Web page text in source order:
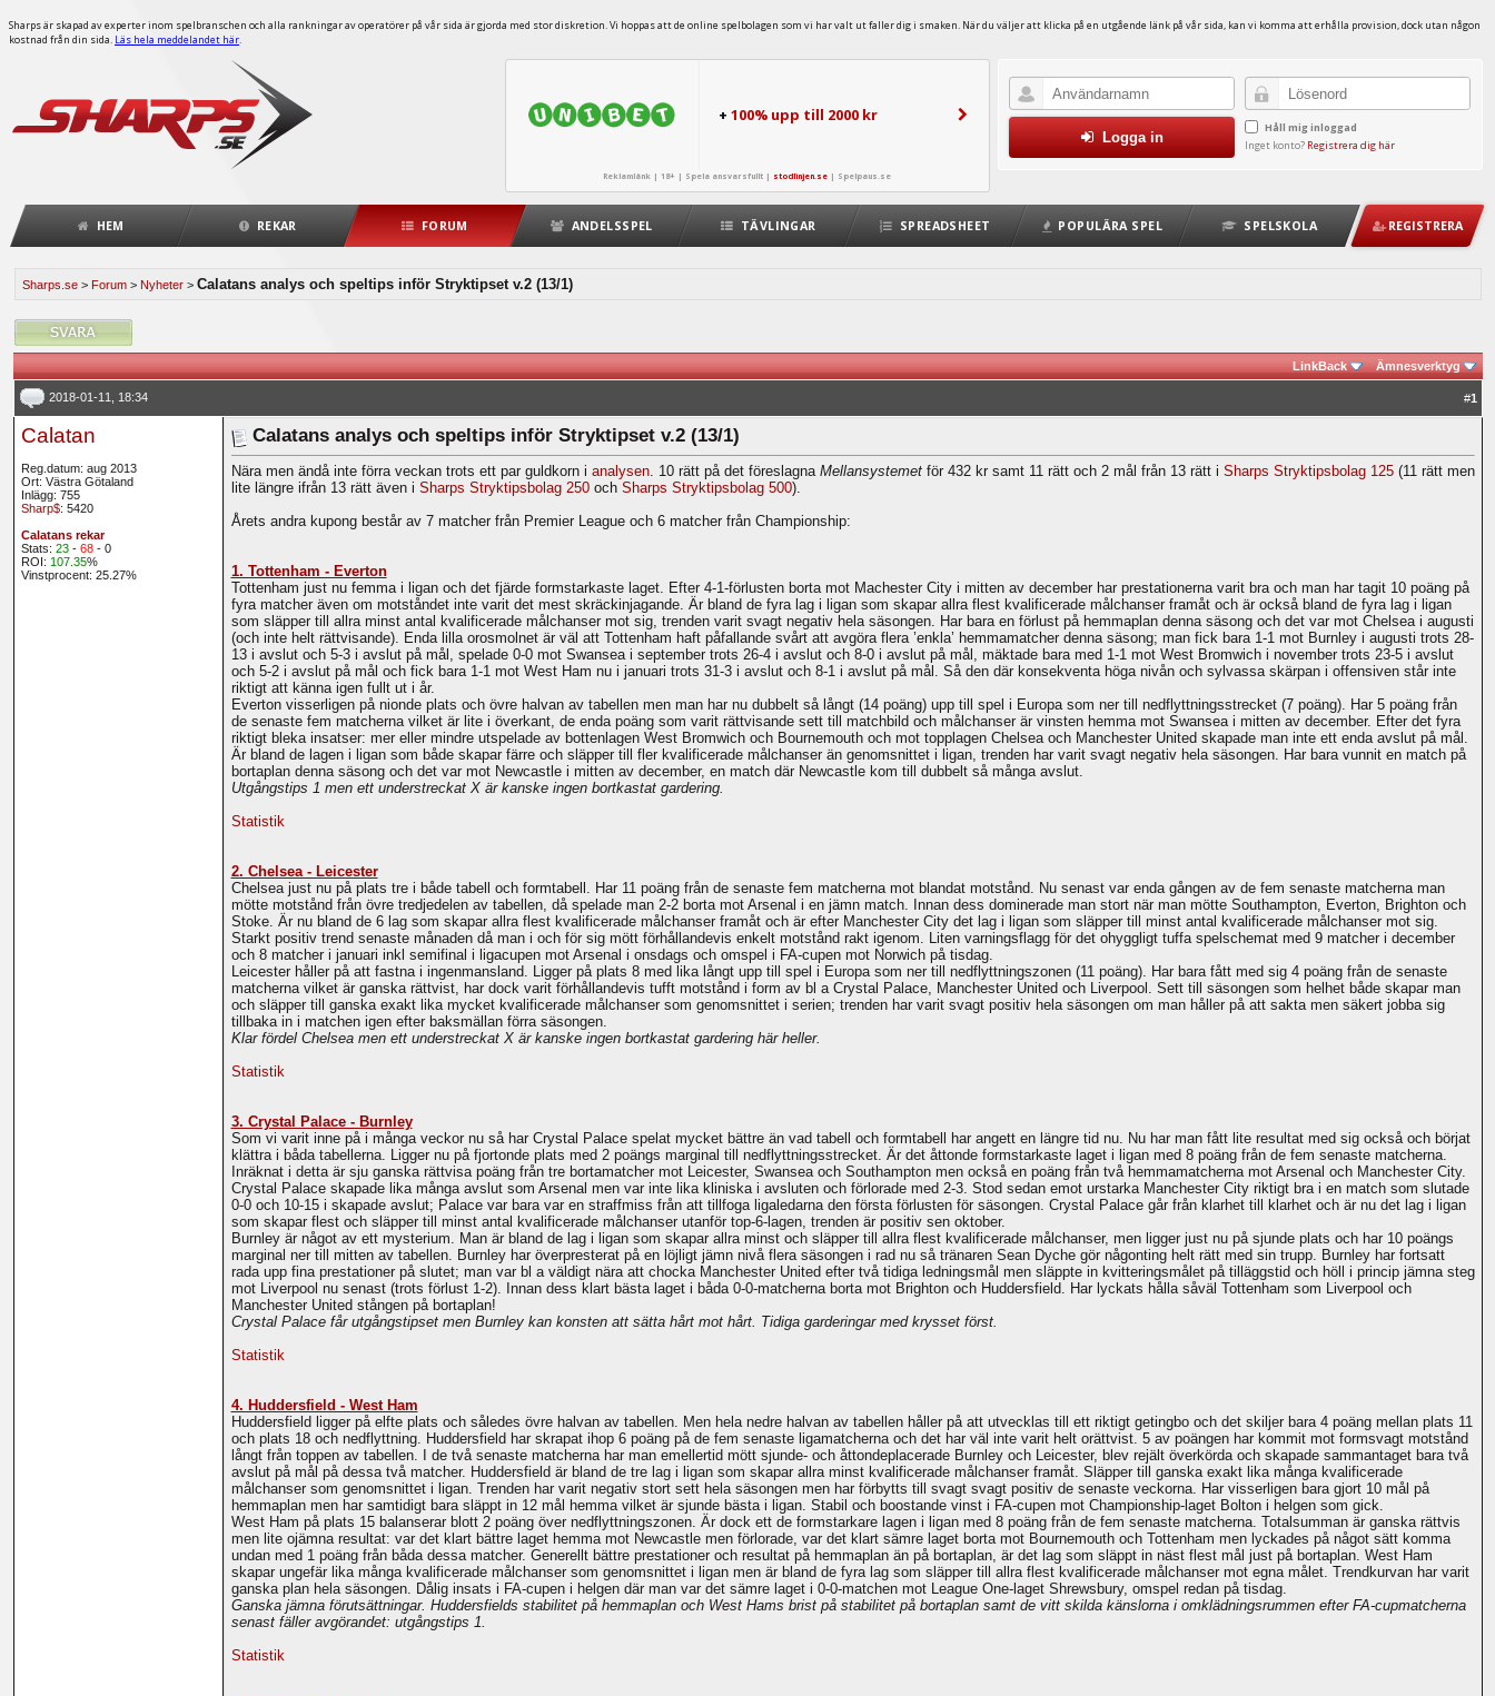
Sharps är skapad av experter inom spelbranschen och alla rankningar av operatörer på vår sida är gjorda med stor diskretion. Vi hoppas att de online spelbolagen som vi har valt ut faller dig i smaken. När du väljer att klicka på en utgående länk på vår sida, kan vi komma att erhålla provision, dock utan någon
kostnad från din sida. Läs hela meddelandet här.
+ 100% upp till 2000 kr
Reklamlänk | 18+ | Spela ansvarsfullt | stodlinjen.se | Spelpaus.se
Håll mig inloggad
Inget konto? Registrera dig här
Logga in
HEM REKAR FORUM ANDELSSPEL TÄVLINGAR SPREADSHEET POPULÄRA SPEL SPELSKOLA REGISTRERA
Sharps.se > Forum > Nyheter > Calatans analys och speltips inför Stryktipset v.2 (13/1)
LinkBack Ämnesverktyg
2018-01-11, 18:34 #1
Calatan
Reg.datum: aug 2013
Ort: Västra Götaland
Inlägg: 755
Sharp$: 5420
Calatans rekar
Stats: 23- 68- 0
ROI: 107.35%
Vinstprocent: 25.27%
Calatans analys och speltips inför Stryktipset v.2 (13/1)
Nära men ändå inte förra veckan trots ett par guldkorn i analysen. 10 rätt på det föreslagna Mellansystemetför 432 kr samt 11 rätt och 2 mål från 13 rätt i Sharps Stryktipsbolag 125(11 rätt men
lite längre ifrån 13 rätt även i Sharps Stryktipsbolag 250och Sharps Stryktipsbolag 500).
Årets andra kupong består av 7 matcher från Premier League och 6 matcher från Championship:
1. Tottenham - Everton
Tottenham just nu femma i ligan och det fjärde formstarkaste laget. Efter 4-1-förlusten borta mot Machester City i mitten av december har prestationerna varit bra och man har tagit 10 poäng på
fyra matcher även om motståndet inte varit det mest skräckinjagande. Är bland de fyra lag i ligan som skapar allra flest kvalificerade målchanser framåt och är också bland de fyra lag i ligan
som släpper till allra minst antal kvalificerade målchanser mot sig, trenden varit svagt negativ hela säsongen. Har bara en förlust på hemmaplan denna säsong och det var mot Chelsea i augusti
(och inte helt rättvisande). Enda lilla orosmolnet är väl att Tottenham haft påfallande svårt att avgöra flera ’enkla’ hemmamatcher denna säsong; man fick bara 1-1 mot Burnley i augusti trots 28-
13 i avslut och 5-3 i avslut på mål, spelade 0-0 mot Swansea i september trots 26-4 i avslut och 8-0 i avslut på mål, mäktade bara med 1-1 mot West Bromwich i november trots 23-5 i avslut
och 5-2 i avslut på mål och fick bara 1-1 mot West Ham nu i januari trots 31-3 i avslut och 8-1 i avslut på mål. Så den där konsekventa höga nivån och sylvassa skärpan i offensiven står inte
riktigt att känna igen fullt ut i år.
Everton visserligen på nionde plats och övre halvan av tabellen men man har nu dubbelt så långt (14 poäng) upp till spel i Europa som ner till nedflyttningsstrecket (7 poäng). Har 5 poäng från
de senaste fem matcherna vilket är lite i överkant, de enda poäng som varit rättvisande sett till matchbild och målchanser är vinsten hemma mot Swansea i mitten av december. Efter det fyra
riktigt bleka insatser: mer eller mindre utspelade av bottenlagen West Bromwich och Bournemouth och mot topplagen Chelsea och Manchester United skapade man inte ett enda avslut på mål.
Är bland de lagen i ligan som både skapar färre och släpper till fler kvalificerade målchanser än genomsnittet i ligan, trenden har varit svagt negativ hela säsongen. Har bara vunnit en match på
bortaplan denna säsong och det var mot Newcastle i mitten av december, en match där Newcastle kom till dubbelt så många avslut.
Utgångstips 1 men ett understreckat X är kanske ingen bortkastat gardering.
Statistik
2. Chelsea - Leicester
Chelsea just nu på plats tre i både tabell och formtabell. Har 11 poäng från de senaste fem matcherna mot blandat motstånd. Nu senast var enda gången av de fem senaste matcherna man
mötte motstånd från övre tredjedelen av tabellen, då spelade man 2-2 borta mot Arsenal i en jämn match. Innan dess dominerade man stort när man mötte Southampton, Everton, Brighton och
Stoke. Är nu bland de 6 lag som skapar allra flest kvalificerade målchanser framåt och är efter Manchester City det lag i ligan som släpper till minst antal kvalificerade målchanser mot sig.
Starkt positiv trend senaste månaden då man i och för sig mött förhållandevis enkelt motstånd rakt igenom. Liten varningsflagg för det ohyggligt tuffa spelschemat med 9 matcher i december
och 8 matcher i januari inkl semifinal i ligacupen mot Arsenal i onsdags och omspel i FA-cupen mot Norwich på tisdag.
Leicester håller på att fastna i ingenmansland. Ligger på plats 8 med lika långt upp till spel i Europa som ner till nedflyttningszonen (11 poäng). Har bara fått med sig 4 poäng från de senaste
matcherna vilket är ganska rättvist, har dock varit förhållandevis tufft motstånd i form av bl a Crystal Palace, Manchester United och Liverpool. Sett till säsongen som helhet både skapar man
och släpper till ganska exakt lika mycket kvalificerade målchanser som genomsnittet i serien; trenden har varit svagt positiv hela säsongen om man håller på att sakta men säkert jobba sig
tillbaka in i matchen igen efter baksmällan förra säsongen.
Klar fördel Chelsea men ett understreckat X är kanske ingen bortkastat gardering här heller.
Statistik
3. Crystal Palace - Burnley
Som vi varit inne på i många veckor nu så har Crystal Palace spelat mycket bättre än vad tabell och formtabell har angett en längre tid nu. Nu har man fått lite resultat med sig också och börjat
klättra i båda tabellerna. Ligger nu på fjortonde plats med 2 poängs marginal till nedflyttningsstrecket. Är det åttonde formstarkaste laget i ligan med 8 poäng från de fem senaste matcherna.
Inräknat i detta är sju ganska rättvisa poäng från tre bortamatcher mot Leicester, Swansea och Southampton men också en poäng från två hemmamatcherna mot Arsenal och Manchester City.
Crystal Palace skapade lika många avslut som Arsenal men var inte lika kliniska i avsluten och förlorade med 2-3. Stod sedan emot urstarka Manchester City riktigt bra i en match som slutade
0-0 och 10-15 i skapade avslut; Palace var bara var en straffmiss från att tillfoga ligaledarna den första förlusten för säsongen. Crystal Palace går från klarhet till klarhet och är nu det lag i ligan
som skapar flest och släpper till minst antal kvalificerade målchanser utanför top-6-lagen, trenden är positiv sen oktober.
Burnley är något av ett mysterium. Man är bland de lag i ligan som skapar allra minst och släpper till allra flest kvalificerade målchanser, men ligger just nu på sjunde plats och har 10 poängs
marginal ner till mitten av tabellen. Burnley har överpresterat på en löjligt jämn nivå flera säsongen i rad nu så tränaren Sean Dyche gör någonting helt rätt med sin trupp. Burnley har fortsatt
rada upp fina prestationer på slutet; man var bl a väldigt nära att chocka Manchester United efter två tidiga ledningsmål men släppte in kvitteringsmålet på tilläggstid och höll i princip jämna steg
mot Liverpool nu senast (trots förlust 1-2). Innan dess klart bästa laget i båda 0-0-matcherna borta mot Brighton och Huddersfield. Har lyckats hålla såväl Tottenham som Liverpool och
Manchester United stången på bortaplan!
Crystal Palace får utgångstipset men Burnley kan konsten att sätta hårt mot hårt. Tidiga garderingar med krysset först.
Statistik
4. Huddersfield - West Ham
Huddersfield ligger på elfte plats och således övre halvan av tabellen. Men hela nedre halvan av tabellen håller på att utvecklas till ett riktigt getingbo och det skiljer bara 4 poäng mellan plats 11
och plats 18 och nedflyttning. Huddersfield har skrapat ihop 6 poäng på de fem senaste ligamatcherna och det har väl inte varit helt orättvist. 5 av poängen har kommit mot formsvagt motstånd
långt från toppen av tabellen. I de två senaste matcherna har man emellertid mött sjunde- och åttondeplacerade Burnley och Leicester, blev rejält överkörda och skapade sammantaget bara två
avslut på mål på dessa två matcher. Huddersfield är bland de tre lag i ligan som skapar allra minst kvalificerade målchanser framåt. Släpper till ganska exakt lika många kvalificerade
målchanser som genomsnittet i ligan. Trenden har varit negativ stort sett hela säsongen men har förbytts till svagt svagt positiv de senaste veckorna. Har visserligen bara gjort 10 mål på
hemmaplan men har samtidigt bara släppt in 12 mål hemma vilket är sjunde bästa i ligan. Stabil och boostande vinst i FA-cupen mot Championship-laget Bolton i helgen som gick.
West Ham på plats 15 balanserar blott 2 poäng över nedflyttningszonen. Är dock ett de formstarkare lagen i ligan med 8 poäng från de fem senaste matcherna. Totalsumman är ganska rättvis
men lite ojämna resultat: var det klart bättre laget hemma mot Newcastle men förlorade, var det klart sämre laget borta mot Bournemouth och Tottenham men lyckades på något sätt komma
undan med 1 poäng från båda dessa matcher. Generellt bättre prestationer och resultat på hemmaplan än på bortaplan, är det lag som släppt in näst flest mål just på bortaplan. West Ham
skapar ungefär lika många kvalificerade målchanser som genomsnittet i ligan men är bland de fyra lag som släpper till allra flest kvalificerade målchanser mot egna målet. Trendkurvan har varit
ganska plan hela säsongen. Dålig insats i FA-cupen i helgen där man var det sämre laget i 0-0-matchen mot League One-laget Shrewsbury, omspel redan på tisdag.
Ganska jämna förutsättningar. Huddersfields stabilitet på hemmaplan och West Hams brist på stabilitet på bortaplan samt de vitt skilda känslorna i omklädningsrummen efter FA-cupmatcherna
senast fäller avgörandet: utgångstips 1.
Statistik